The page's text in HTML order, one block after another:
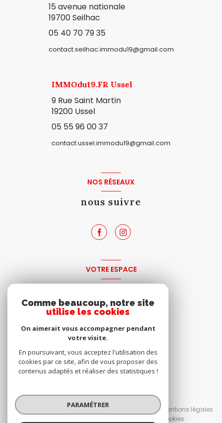
15 avenue nationale
19700 Seilhac
05 40 70 79 35
contact.seilhac.immodu19@gmail.com
IMMOdu19.FR Ussel
9 Rue Saint Martin
19200 Ussel
05 55 96 00 37
contact.ussel.immodu19@gmail.com
NOS RÉSEAUX
nous suivre
VOTRE ESPACE
© 2026 | Tous droits réservés
Nos honoraires
Nos partenaires
Mentions légales
Cookies
Comme beaucoup, notre site
utilise les cookies
On aimerait vous accompagner pendant
votre visite.
En poursuivant, vous acceptez l'utilisation des
cookies par ce site, afin de vous proposer des
contenus adaptés et réaliser des statistiques !
PARAMÉTRER